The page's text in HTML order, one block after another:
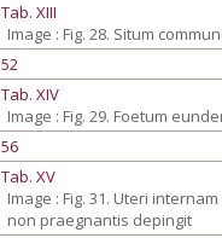
Tab. XIII
Image : Fig. 28. Situm
52
Tab. XIV
Image : Fig. 29. Foetum
56
Tab. XV
Image : Fig. 31. Uteri
non praegnantis depingit